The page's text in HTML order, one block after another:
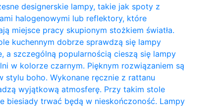
designerskie lampy, takie jak spoty z
halogenowymi lub reflektory, które
miejsce pracy skupionym stożkiem światła.
kuchennym dobrze sprawdzą się lampy
a szczególną popularnością cieszą się lampy
w kolorze czarnym. Pięknym rozwiązaniem są
stylu boho. Wykonane ręcznie z rattanu
wyjątkową atmosferę. Przy takim stole
biesiady trwać będą w nieskończoność. Lampy